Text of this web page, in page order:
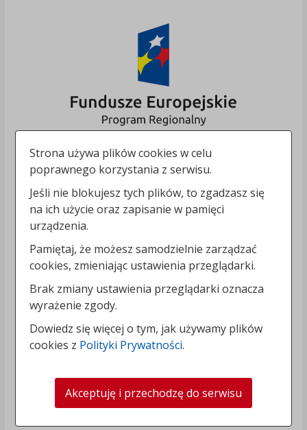
Strona używa plików cookies w celu
poprawnego korzystania z serwisu.
Jeśli nie blokujesz tych plików, to zgadzasz się
na ich użycie oraz zapisanie w pamięci
urządzenia.
Pamiętaj, że możesz samodzielnie zarządzać
cookies, zmieniając ustawienia przeglądarki.
Brak zmiany ustawienia przeglądarki oznacza
wyrażenie zgody.
Dowiedz się więcej o tym, jak używamy plików
cookies z Polityki Prywatności.
Akceptuję i przechodzę do serwisu